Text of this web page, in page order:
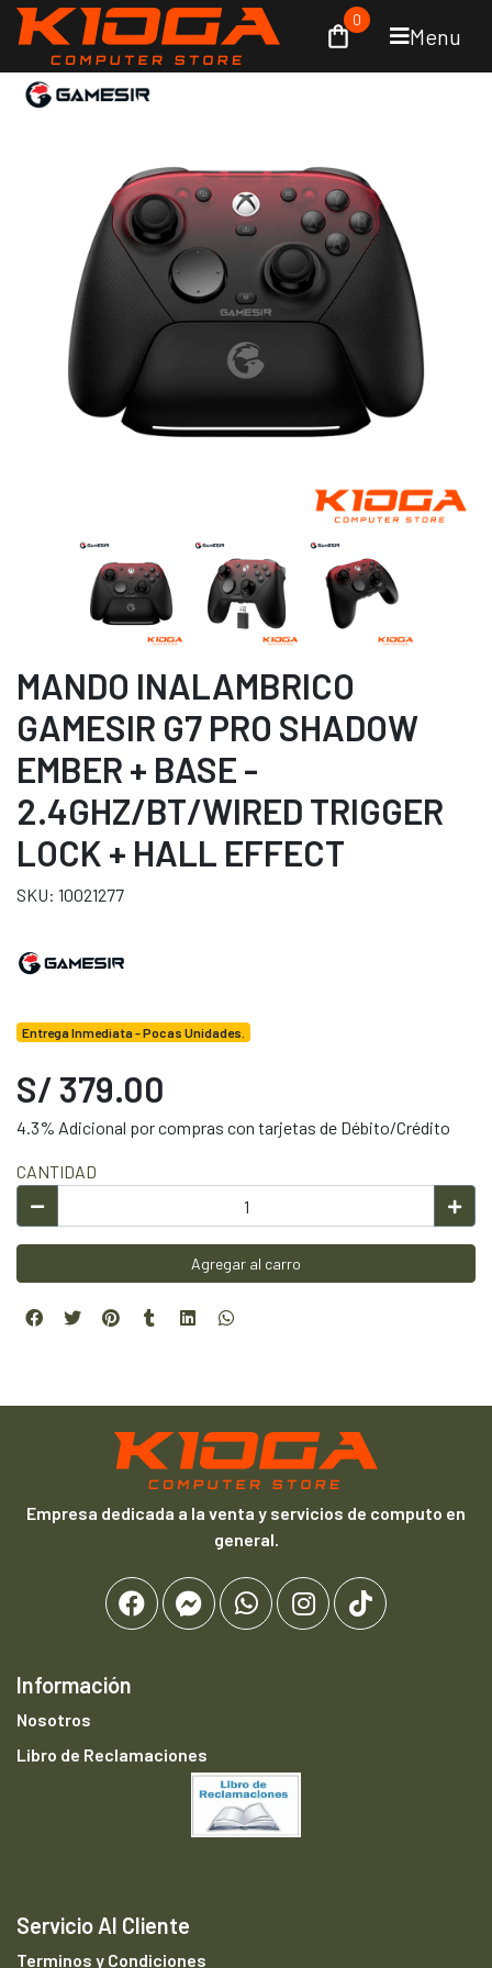
Menu
0
MANDO INALAMBRICO
GAMESIR G7 PRO SHADOW
EMBER + BASE -
2.4GHZ/BT/WIRED TRIGGER
LOCK + HALL EFFECT
SKU: 10021277
Entrega Inmediata - Pocas Unidades.
S/ 379.00
4.3% Adicional por compras con tarjetas de Débito/Crédito
CANTIDAD
Agregar al carro
Empresa dedicada a la venta y servicios de computo en
general.
Información
Nosotros
Libro de Reclamaciones
Servicio Al Cliente
Terminos y Condiciones